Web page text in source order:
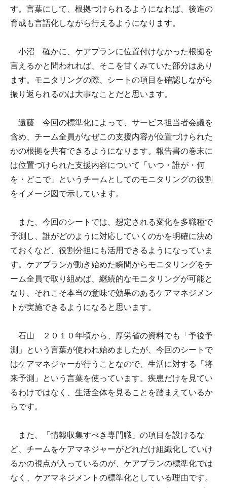
す。言葉にして、根拠づけられるようになれば、後進の
育成も言語化しながら行えるようになります。
小沼 確かに、ケアプランに位置付けなかった根拠を
言えるかと問われれば、そこを甘くみていた部分はあり
ます。モニタリングの際、シートの項目を確認しながら
振り返られるのは大事なことだと思います。
遠藤 今回の標準化によって、サービス担当者会議を
含め、チーム全員がなぜこの支援内容が位置づけられた
かの根拠を共有できるようになります。報告書の巻末に
は位置づけられた支援内容について「いつ・誰が・何
を・どこで」というチームとしてのモニタリングの役割
をイメージ図で示しています。
また、今回のシートでは、想定される変化を多職種で
予測し、誰がどのように対応していくのかを明確に決め
ておくなど、役割分担にも活用できるようになっていま
す。ケアプランが動き始めた瞬間からモニタリングをチ
ーム全員で取り組めば、継続的なモニタリングが可能と
なり、それこそ本当の意味で効果のあるケアマネジメン
トが実施できるようになると思います。
石山 ２０１０年頃から、厚労省の資料でも「予後予
測」という言葉が使われ始めましたが、今回のシートで
はケアマネジャーが行うことなので、生活に対する「将
来予測」という言葉を使っています。疾患だけを見てい
るわけではなく、生活全体を見ることを踏まえているか
らです。
また、「情報収集すべき専門職」の項目を設けるな
ど、チームをケアマネジャーがどれだけ組織化していけ
るかの視点が入っているのが、ケアプランの標準化では
なく、ケアマネジメントの標準化としている理由です。